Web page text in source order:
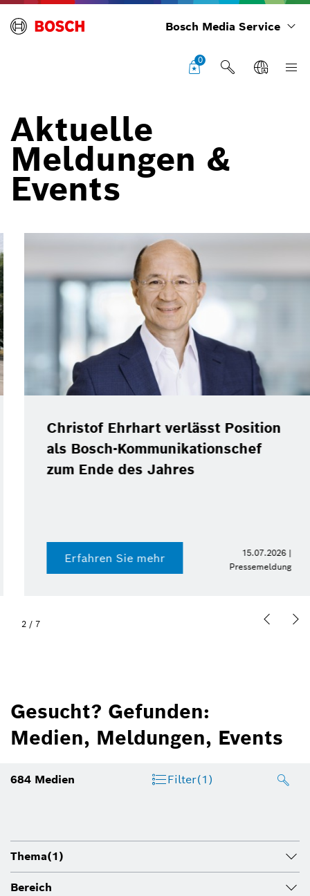
Bosch Media Service
0
Aktuelle
Meldungen &
Events
Christof Ehrhart verlässt Position
als Bosch-Kommunikationschef
zum Ende des Jahres
Erfahren Sie mehr
15.07.2026 |
Pressemeldung
2 / 7
Gesucht? Gefunden:
Medien, Meldungen, Events
684 Medien Filter(1)
Thema(1)
Bereich